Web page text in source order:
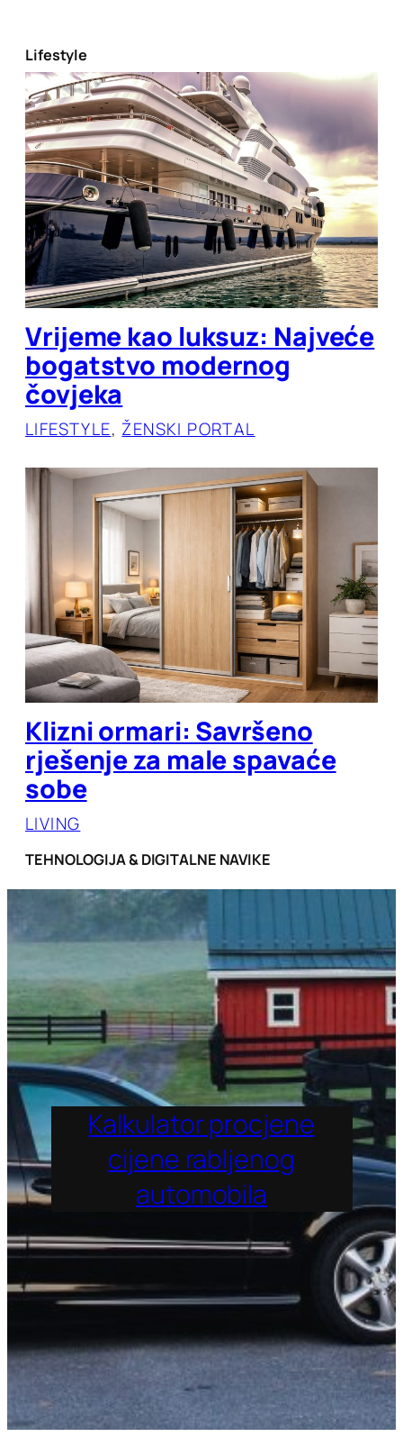
Lifestyle
Vrijeme kao luksuz: Najveće
bogatstvo modernog
čovjeka
LIFESTYLE, ŽENSKI PORTAL
Klizni ormari: Savršeno
rješenje za male spavaće
sobe
LIVING
TEHNOLOGIJA & DIGITALNE NAVIKE
Kalkulator procjene
cijene rabljenog
automobila